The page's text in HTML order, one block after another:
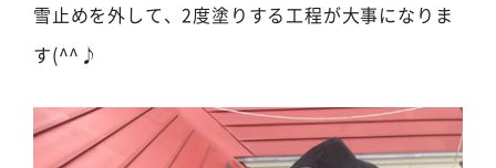
雪止めを外して、2度塗りする工程が大事になりま
す(^^♪